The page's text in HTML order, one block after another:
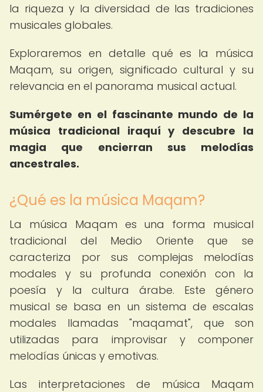
la riqueza y la diversidad de las tradiciones
musicales globales.
Exploraremos en detalle qué es la música
Maqam, su origen, significado cultural y su
relevancia en el panorama musical actual.
Sumérgete en el fascinante mundo de la
música tradicional iraquí y descubre la
magia que encierran sus melodías
ancestrales.
¿Qué es la música Maqam?
La música Maqam es una forma musical
tradicional del Medio Oriente que se
caracteriza por sus complejas melodías
modales y su profunda conexión con la
poesía y la cultura árabe. Este género
musical se basa en un sistema de escalas
modales llamadas "maqamat", que son
utilizadas para improvisar y componer
melodías únicas y emotivas.
Las interpretaciones de música Maqam